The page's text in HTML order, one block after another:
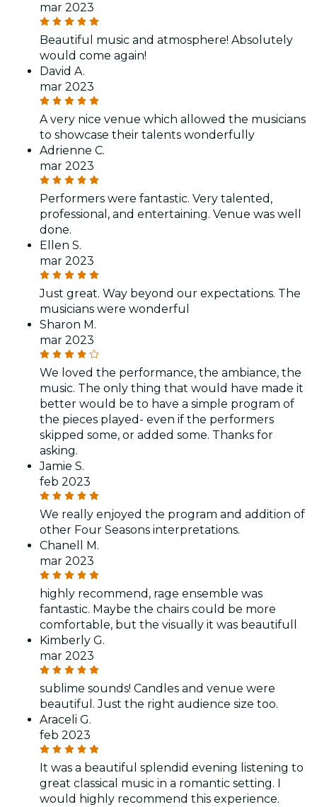
mar 2023
Beautiful music and atmosphere! Absolutely
would come again!
David A.
mar 2023
A very nice venue which allowed the musicians
to showcase their talents wonderfully
Adrienne C.
mar 2023
Performers were fantastic. Very talented,
professional, and entertaining. Venue was well
done.
Ellen S.
mar 2023
Just great. Way beyond our expectations. The
musicians were wonderful
Sharon M.
mar 2023
We loved the performance, the ambiance, the
music. The only thing that would have made it
better would be to have a simple program of
the pieces played- even if the performers
skipped some, or added some. Thanks for
asking.
Jamie S.
feb 2023
We really enjoyed the program and addition of
other Four Seasons interpretations.
Chanell M.
mar 2023
highly recommend, rage ensemble was
fantastic. Maybe the chairs could be more
comfortable, but the visually it was beautifull
Kimberly G.
mar 2023
sublime sounds! Candles and venue were
beautiful. Just the right audience size too.
Araceli G.
feb 2023
It was a beautiful splendid evening listening to
great classical music in a romantic setting. I
would highly recommend this experience.